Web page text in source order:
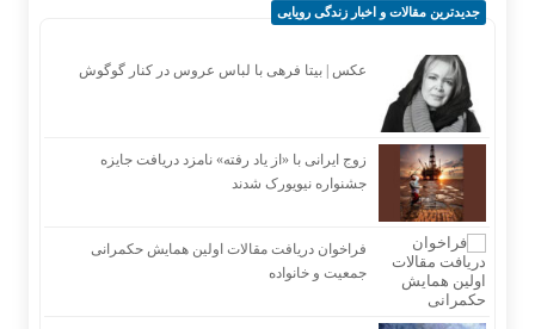
جدیدترین مقالات و اخبار زندگی رویایی
عکس | بیتا فرهی با لباس عروس در کنار گوگوش
زوج ایرانی با «از یاد رفته» نامزد دریافت جایزه
جشنواره نیویورک شدند
فراخوان دریافت مقالات اولین همایش حکمرانی
جمعیت و خانواده